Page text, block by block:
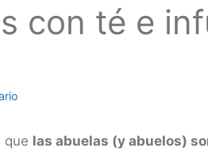
con té e
que las abuelas (y abuelos)